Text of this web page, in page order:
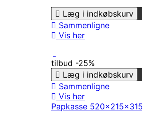
Læg i indkøbskurv
Sammenligne
Vis her
tilbud -25%
Læg i indkøbskurv
Sammenligne
Vis her
Papkasse